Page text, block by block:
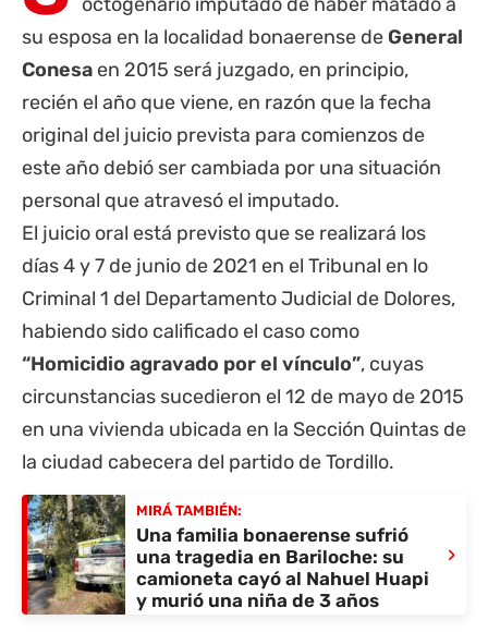
su esposa en la localidad bonaerense de General
Conesa en 2015 será juzgado, en principio,
recién el año que viene, en razón que la fecha
original del juicio prevista para comienzos de
este año debió ser cambiada por una situación
personal que atravesó el imputado.
El juicio oral está previsto que se realizará los
días 4 y 7 de junio de 2021 en el Tribunal en lo
Criminal 1 del Departamento Judicial de Dolores,
habiendo sido calificado el caso como
“Homicidio agravado por el vínculo”, cuyas
circunstancias sucedieron el 12 de mayo de 2015
en una vivienda ubicada en la Sección Quintas de
la ciudad cabecera del partido de Tordillo.
MIRÁ TAMBIÉN:
Una familia bonaerense sufrió
una tragedia en Bariloche: su
camioneta cayó al Nahuel Huapi
y murió una niña de 3 años
›